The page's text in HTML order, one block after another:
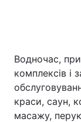
Водночас,
комплексів і
краси, саун,
масажу,